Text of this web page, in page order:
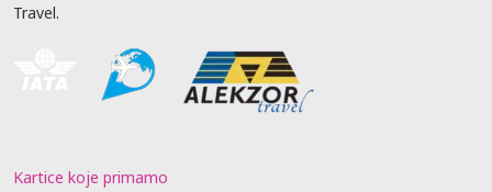
Travel.
Kartice koje primamo